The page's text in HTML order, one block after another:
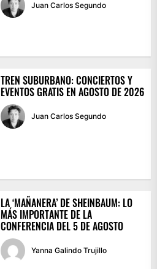
Juan Carlos Segundo
TREN SUBURBANO: CONCIERTOS Y
EVENTOS GRATIS EN AGOSTO DE 2026
Juan Carlos Segundo
LA ‘MAÑANERA’ DE SHEINBAUM: LO
MÁS IMPORTANTE DE LA
CONFERENCIA DEL 5 DE AGOSTO
Yanna Galindo Trujillo